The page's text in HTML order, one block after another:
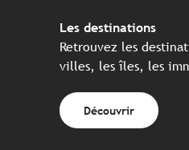
Les destinations
Retrouvez les
villes, les îles, les
Découvrir